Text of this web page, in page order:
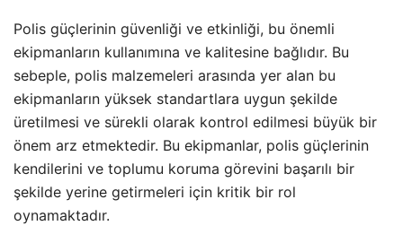
Polis güçlerinin güvenliği ve etkinliği, bu önemli
ekipmanların kullanımına ve kalitesine bağlıdır. Bu
sebeple, polis malzemeleri arasında yer alan bu
ekipmanların yüksek standartlara uygun şekilde
üretilmesi ve sürekli olarak kontrol edilmesi büyük bir
önem arz etmektedir. Bu ekipmanlar, polis güçlerinin
kendilerini ve toplumu koruma görevini başarılı bir
şekilde yerine getirmeleri için kritik bir rol
oynamaktadır.